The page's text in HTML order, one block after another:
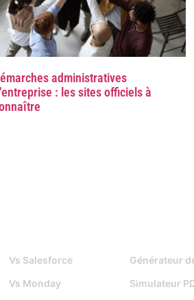
administratives
: les sites officiels à
Vs Salesforce
Vs Monday
Générateur
Simulateur